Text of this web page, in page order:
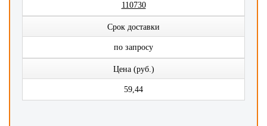
110730
Срок доставки
по запросу
Цена (руб.)
59,44